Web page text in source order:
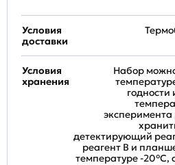
Условия
доставки
Условия
хранения
Набор
годности
детектирующий
реагент B и
температуре -20°C,